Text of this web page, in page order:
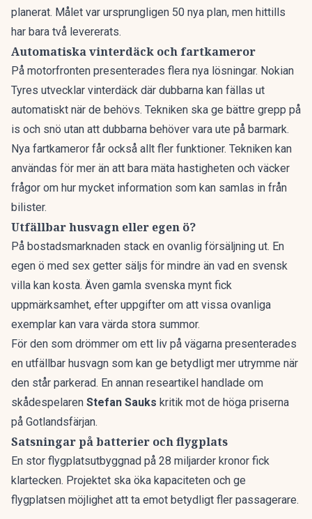
planerat. Målet var ursprungligen 50 nya plan, men hittills
har bara två levererats.
Automatiska vinterdäck och fartkameror
På motorfronten presenterades flera nya lösningar. Nokian
Tyres utvecklar vinterdäck där dubbarna kan fällas ut
automatiskt när de behövs. Tekniken ska ge bättre grepp på
is och snö utan att dubbarna behöver vara ute på barmark.
Nya fartkameror får också allt fler funktioner. Tekniken kan
användas för mer än att bara mäta hastigheten och väcker
frågor om hur mycket information som kan samlas in från
bilister.
Utfällbar husvagn eller egen ö?
På bostadsmarknaden stack en ovanlig försäljning ut. En
egen ö med sex getter säljs för mindre än vad en svensk
villa kan kosta. Även gamla svenska mynt fick
uppmärksamhet, efter uppgifter om att vissa ovanliga
exemplar kan vara värda stora summor.
För den som drömmer om ett liv på vägarna presenterades
en utfällbar husvagn som kan ge betydligt mer utrymme när
den står parkerad. En annan researtikel handlade om
skådespelaren Stefan Sauks kritik mot de höga priserna
på Gotlandsfärjan.
Satsningar på batterier och flygplats
En stor flygplatsutbyggnad på 28 miljarder kronor fick
klartecken. Projektet ska öka kapaciteten och ge
flygplatsen möjlighet att ta emot betydligt fler passagerare.